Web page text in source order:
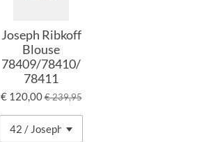
Joseph Ribkoff
Blouse
78409/78410/
78411
€ 120,00€ 239,95